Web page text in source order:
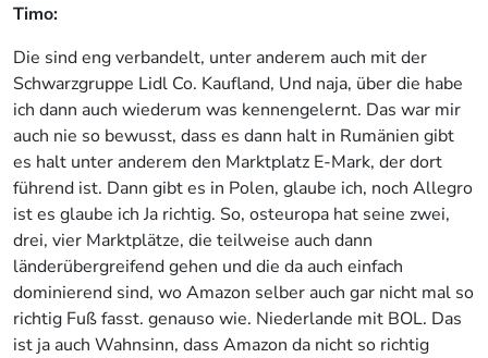
Timo:
Die sind eng verbandelt, unter anderem auch mit der
Schwarzgruppe Lidl Co. Kaufland, Und naja, über die habe
ich dann auch wiederum was kennengelernt. Das war mir
auch nie so bewusst, dass es dann halt in Rumänien gibt
es halt unter anderem den Marktplatz E-Mark, der dort
führend ist. Dann gibt es in Polen, glaube ich, noch Allegro
ist es glaube ich Ja richtig. So, osteuropa hat seine zwei,
drei, vier Marktplätze, die teilweise auch dann
länderübergreifend gehen und die da auch einfach
dominierend sind, wo Amazon selber auch gar nicht mal so
richtig Fuß fasst. genauso wie. Niederlande mit BOL. Das
ist ja auch Wahnsinn, dass Amazon da nicht so richtig